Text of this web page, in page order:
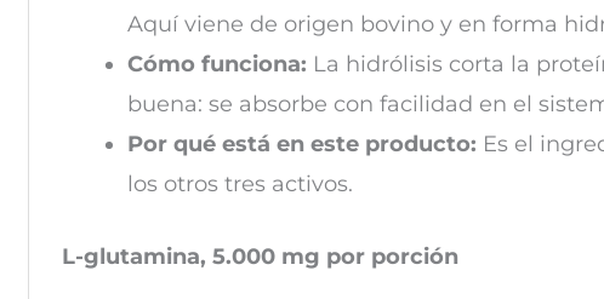
Aquí viene de origen bovino y en forma
Cómo funciona: La hidrólisis corta la
buena: se absorbe con facilidad en el
Por qué está en este producto: Es el
los otros tres activos.
L-glutamina, 5.000 mg por porción